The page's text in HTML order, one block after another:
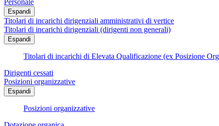
Personale
Espandi
Titolari di incarichi dirigenziali amministrativi di vertice
Titolari di incarichi dirigenziali (dirigenti non generali)
Espandi
Titolari di incarichi di Elevata Qualificazione (ex Posizione
Dirigenti cessati
Posizioni organizzative
Espandi
Posizioni organizzative